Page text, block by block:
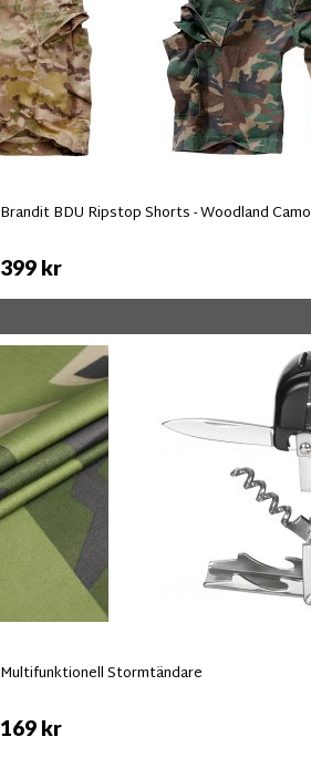
Brandit BDU Ripstop Shorts - Woodland Camo
399 kr
Multifunktionell Stormtändare
169 kr